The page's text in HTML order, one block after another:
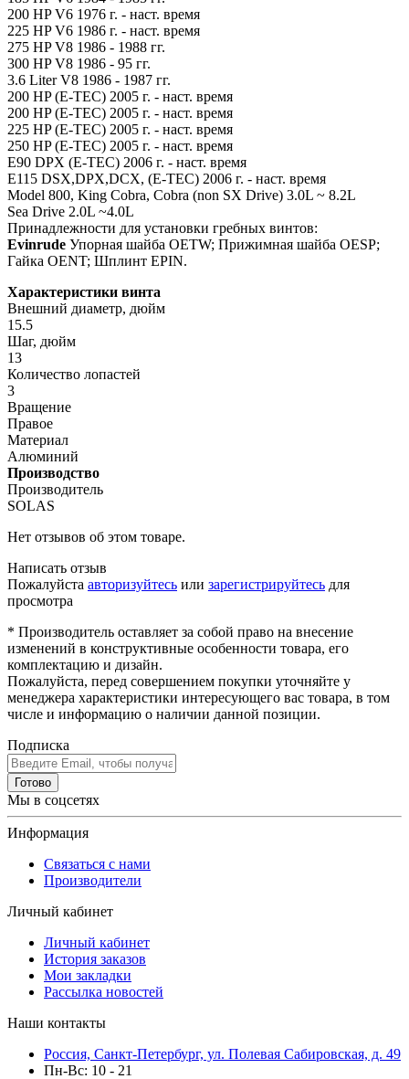
200 HP V6 1976 г. - наст. время
225 HP V6 1986 г. - наст. время
275 HP V8 1986 - 1988 гг.
300 HP V8 1986 - 95 гг.
3.6 Liter V8 1986 - 1987 гг.
200 HP (E-TEC) 2005 г. - наст. время
200 HP (E-TEC) 2005 г. - наст. время
225 HP (E-TEC) 2005 г. - наст. время
250 HP (E-TEC) 2005 г. - наст. время
E90 DPX (E-TEC) 2006 г. - наст. время
E115 DSX,DPX,DCX, (E-TEC) 2006 г. - наст. время
Model 800, King Cobra, Cobra (non SX Drive) 3.0L ~ 8.2L
Sea Drive 2.0L ~4.0L
Принадлежности для установки гребных винтов:
Evinrude Упорная шайба OETW; Прижимная шайба OESP;
Гайка OENT; Шплинт EPIN.
Характеристики винта
Внешний диаметр, дюйм
15.5
Шаг, дюйм
13
Количество лопастей
3
Вращение
Правое
Материал
Алюминий
Производство
Производитель
SOLAS
Нет отзывов об этом товаре.
Написать отзыв
Пожалуйста авторизуйтесь или зарегистрируйтесь для
просмотра
* Производитель оставляет за собой право на внесение
изменений в конструктивные особенности товара, его
комплектацию и дизайн.
Пожалуйста, перед совершением покупки уточняйте у
менеджера характеристики интересующего вас товара, в том
числе и информацию о наличии данной позиции.
Подписка
Готово
Мы в соцсетях
Информация
Связаться с нами
Производители
Личный кабинет
Личный кабинет
История заказов
Мои закладки
Рассылка новостей
Наши контакты
Россия, Санкт-Петербург, ул. Полевая Сабировская, д. 49
Пн-Вс: 10 - 21